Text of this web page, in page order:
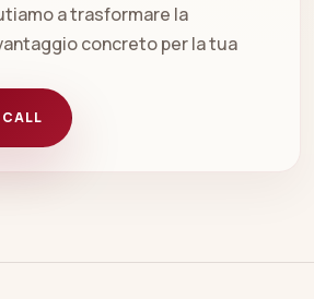
a trasformare la
concreto per la tua
CALL